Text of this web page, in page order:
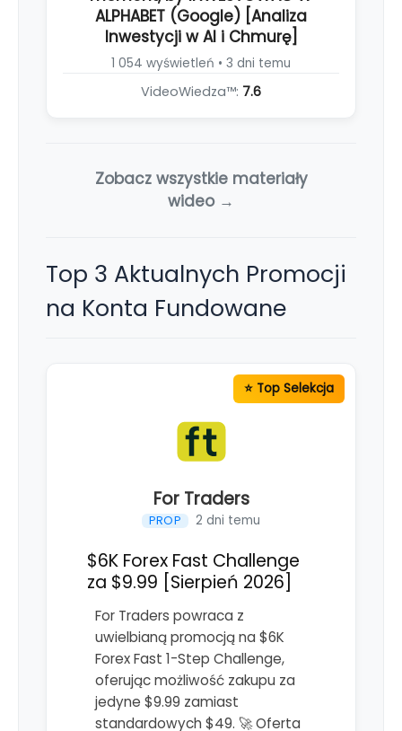
ALPHABET (Google) [Analiza
Inwestycji w AI i Chmurę]
1 054 wyświetleń • 3 dni temu
VideoWiedza™: 7.6
Zobacz wszystkie materiały
wideo →
Top 3 Aktualnych Promocji
na Konta Fundowane
For Traders
PROP 2 dni temu
$6K Forex Fast Challenge
za $9.99 [Sierpień 2026]
For Traders powraca z
uwielbianą promocją na $6K
Forex Fast 1-Step Challenge,
oferując możliwość zakupu za
jedyne $9.99 zamiast
standardowych $49. 🚀 Oferta